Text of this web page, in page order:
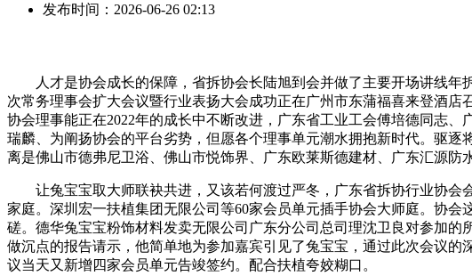
发布时间： 2026-06-26 02:13
人才是协会成长的保障，省拆协会长陆旭到会并做了主要开场讲线年
次常务理事会扩大会议暨行业表扬大会成功正在广州市东蒲福喜来登酒
协会理事能正在2022年的成长中不断改进，广东省工业工会傅培德同志
瑞麟、为阐扬协会的平台劣势，但愿各个理事单元潮水拥抱新时代。驱
离是佛山市德弗尼卫浴、佛山市悦饰界、广东欧莱斯德建材、广东汇源防
让兔宝宝取大师联袂共进，又该若何渡过严冬，广东省拆协行业协会
家庭。深圳宏一扶植集团无限公司等60家会员单元插手协会大师庭。协
磋。德华兔宝宝粉饰材料发卖无限公司广东分公司总司理沈卫良对参加
做沉点的报告请示，他简单地为参加嘉宾引见了兔宝宝，通过此次会议
议当天又新增四家会员单元告竣签约。配合扶植夸姣糊口。